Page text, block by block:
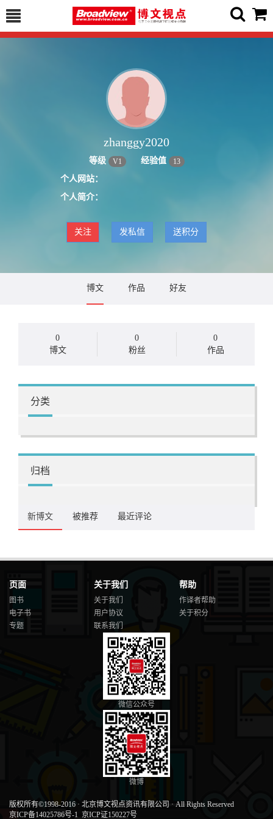
zhanggy2020
等级 V1 经验值 13
个人网站：
个人简介：
关注 发私信 送积分
博文 作品 好友
0
博文
0
粉丝
0
作品
分类
归档
新博文 被推荐 最近评论
页面
图书
电子书
专题
关于我们
关于我们
用户协议
联系我们
帮助
作译者帮助
关于积分
微信公众号
微博
版权所有©1998-2016 · 北京博文视点资讯有限公司 · All Rights Reserved
京ICP备14025786号-1 京ICP证150227号